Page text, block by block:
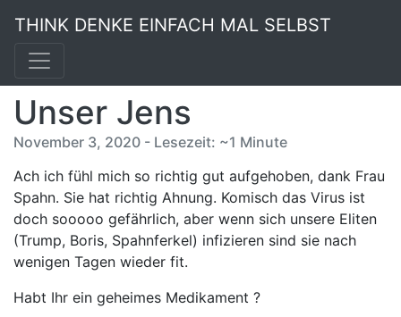
THINK DENKE EINFACH MAL SELBST
Unser Jens
November 3, 2020 - Lesezeit: ~1 Minute
Ach ich fühl mich so richtig gut aufgehoben, dank Frau
Spahn. Sie hat richtig Ahnung. Komisch das Virus ist
doch sooooo gefährlich, aber wenn sich unsere Eliten
(Trump, Boris, Spahnferkel) infizieren sind sie nach
wenigen Tagen wieder fit.
Habt Ihr ein geheimes Medikament ?